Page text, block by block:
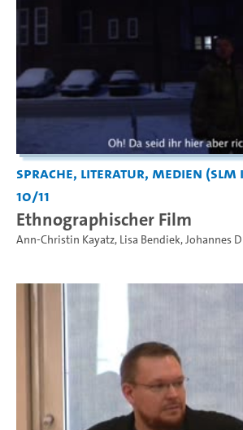
Sprache, Literatur, Medien (SLM
10/11
Ethnographischer Film
Ann-Christin Kayatz, Lisa Bendiek,Johannes